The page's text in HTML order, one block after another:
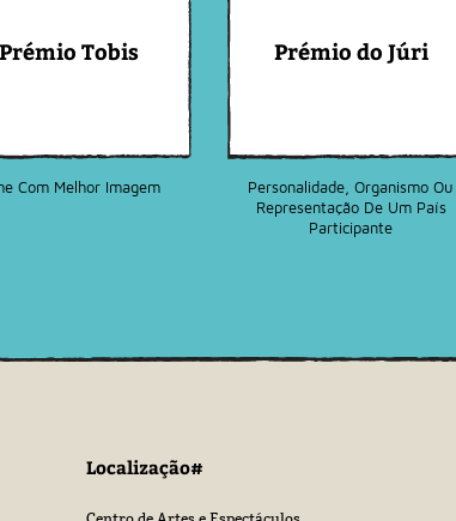
Prémio Tobis
Com Melhor Imagem
Prémio do Júri
Personalidade, Organismo Ou
Representação De Um País
Participante
Localização#